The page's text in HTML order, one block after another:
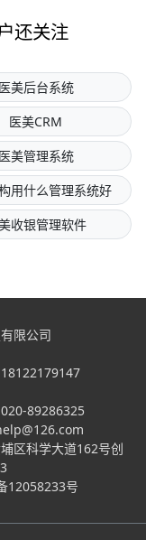
还关注
医美后台系统
医美CRM
医美管理系统
用什么管理系统好
收银管理软件
限公司
18122179147
020-89286325
区科学大道162号创
12058233号